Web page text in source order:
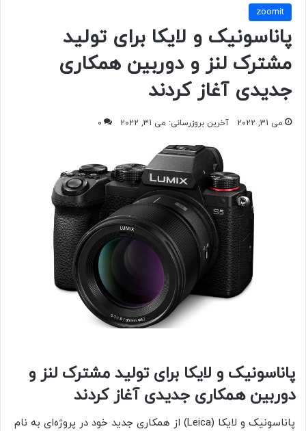
zoomit
پاناسونیک و لایکا برای تولید
مشترک لنز و دوربین همکاری
جدیدی آغاز کردند
می 31, 2022 آخرین بروزرسانی: می 31, 2022 0
پاناسونیک و لایکا برای تولید مشترک لنز و
دوربین همکاری جدیدی آغاز کردند
پاناسونیک و لایکا (Leica) از همکاری جدید خود در پروژه‌ای به‌ نام